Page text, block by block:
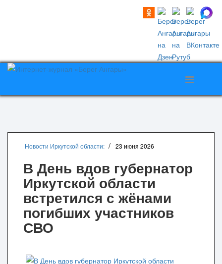
Новости Иркутской области: 23 июня 2026
В День вдов губернатор
Иркутской области
встретился с жёнами
погибших участников
СВО